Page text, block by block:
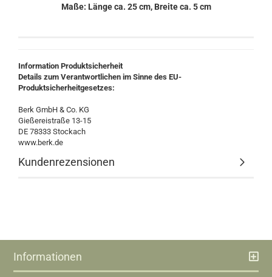
Maße: Länge ca. 25 cm, Breite ca. 5 cm
Information Produktsicherheit
Details zum Verantwortlichen im Sinne des EU-
Produktsicherheitgesetzes:
Berk GmbH & Co. KG
Gießereistraße 13-15
DE 78333 Stockach
www.berk.de
Kundenrezensionen
Informationen